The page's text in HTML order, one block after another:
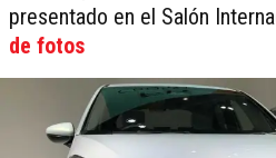
presentado en el Salón
de fotos